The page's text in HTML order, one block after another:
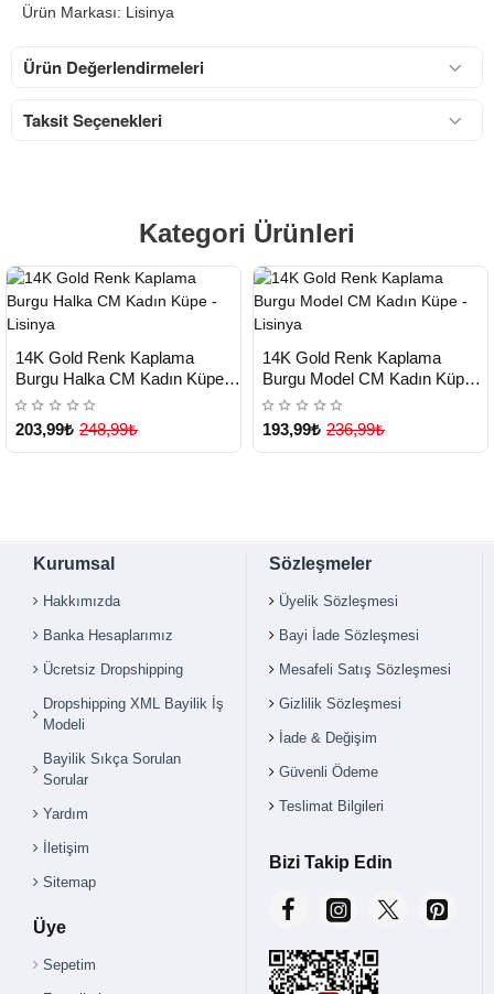
Ürün Markası: Lisinya
Ürün Değerlendirmeleri
Taksit Seçenekleri
Kategori Ürünleri
TESLİMAT
14K Gold Renk Kaplama
Burgu Halka CM Kadın Küpe -
Lisinya
203,99₺ 248,99₺
TESLİMAT
14K Gold Renk Kaplama
Burgu Model CM Kadın Küpe -
Lisinya
193,99₺ 236,99₺
Kurumsal
Hakkımızda
Banka Hesaplarımız
Ücretsiz Dropshipping
Dropshipping XML Bayilik İş
Modeli
Bayilik Sıkça Sorulan
Sorular
Yardım
İletişim
Sitemap
Üye
Sepetim
Sözleşmeler
Üyelik Sözleşmesi
Bayi İade Sözleşmesi
Mesafeli Satış Sözleşmesi
Gizlilik Sözleşmesi
İade & Değişim
Güvenli Ödeme
Teslimat Bilgileri
Bizi Takip Edin